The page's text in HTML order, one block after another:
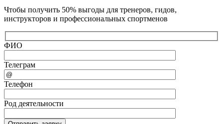
Чтобы получить 50% выгоды для тренеров, гидов,
инструкторов и профессиональных спортменов
ФИО
Телеграм
Телефон
Род деятельности